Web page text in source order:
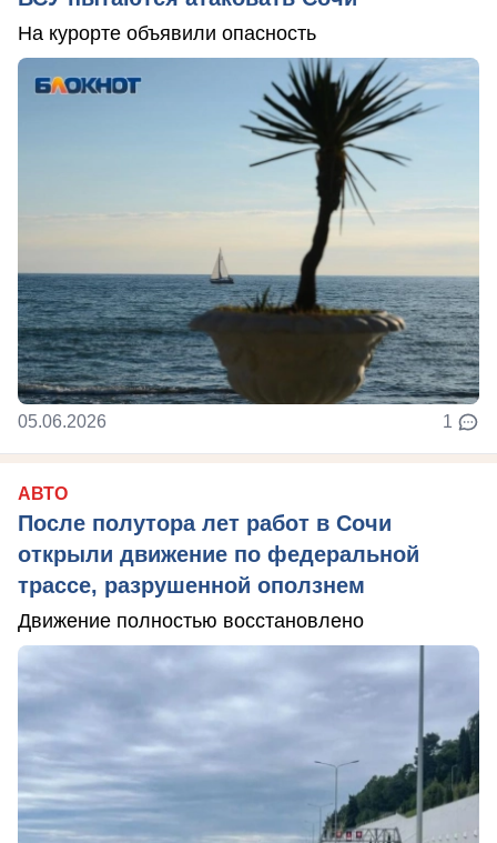
На курорте объявили опасность
05.06.2026 1
АВТО
После полутора лет работ в Сочи
открыли движение по федеральной
трассе, разрушенной оползнем
Движение полностью восстановлено